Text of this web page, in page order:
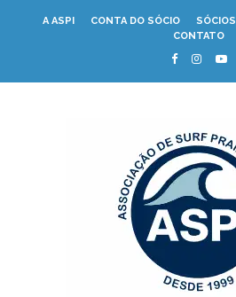
A ASPI CONTA DO SÓCIO SÓCIOS
CONTATO